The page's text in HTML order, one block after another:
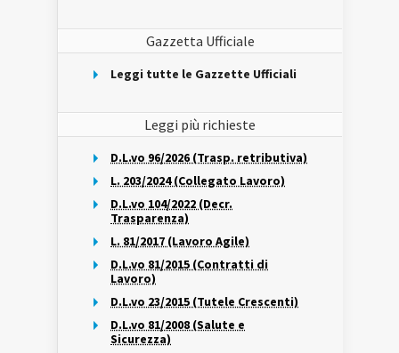
Gazzetta Ufficiale
Leggi tutte le Gazzette Ufficiali
Leggi più richieste
D.L.vo 96/2026 (Trasp. retributiva)
L. 203/2024 (Collegato Lavoro)
D.L.vo 104/2022 (Decr.
Trasparenza)
L. 81/2017 (Lavoro Agile)
D.L.vo 81/2015 (Contratti di
Lavoro)
D.L.vo 23/2015 (Tutele Crescenti)
D.L.vo 81/2008 (Salute e
Sicurezza)